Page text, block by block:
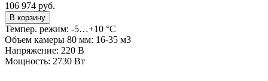
106 974 руб.
В корзину
Темпер. режим: -5…+10 °C
Объем камеры 80 мм: 16-35 м3
Напряжение: 220 В
Мощность: 2730 Вт